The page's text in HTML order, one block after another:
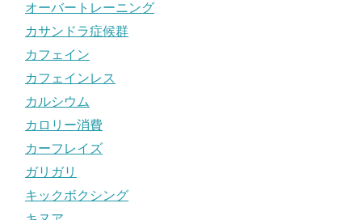
オーバートレーニング
カサンドラ症候群
カフェイン
カフェインレス
カルシウム
カロリー消費
カーフレイズ
ガリガリ
キックボクシング